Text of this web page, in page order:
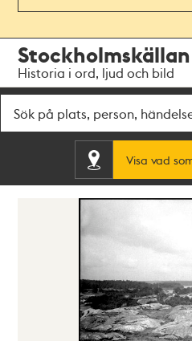
navigationen
huvudinnehållet
Stockholmskällan
Historia i ord, ljud och bild
Visa vad